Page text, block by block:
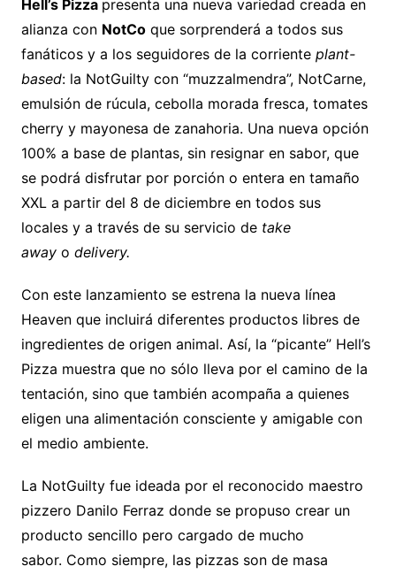
Hell’s Pizza presenta una nueva variedad creada en
alianza con NotCoque sorprenderá a todos sus
fanáticos y a los seguidores de la corriente plant-
based: la NotGuilty con “muzzalmendra”, NotCarne,
emulsión de rúcula, cebolla morada fresca, tomates
cherry y mayonesa de zanahoria. Una nueva opción
100% a base de plantas, sin resignar en sabor, que
se podrá disfrutar por porción o entera en tamaño
XXL a partir del 8 de diciembre en todos sus
locales y a través de su servicio de take
awayo delivery.
Con este lanzamiento se estrena la nueva línea
Heaven que incluirá diferentes productos libres de
ingredientes de origen animal. Así, la “picante” Hell’s
Pizza muestra que no sólo lleva por el camino de la
tentación, sino que también acompaña a quienes
eligen una alimentación consciente y amigable con
el medio ambiente.
La NotGuilty fue ideada por el reconocido maestro
pizzero Danilo Ferraz donde se propuso crear un
producto sencillo pero cargado de mucho
sabor. Como siempre, las pizzas son de masa